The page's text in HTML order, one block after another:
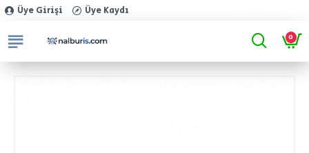
Üye Girişi Üye Kaydı
0